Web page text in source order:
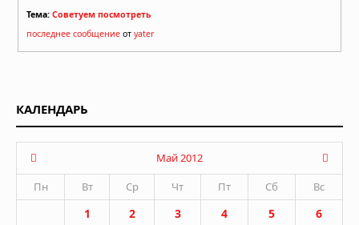
Тема: Советуем посмотреть
последнее сообщение от yater
КАЛЕНДАРЬ
Май 2012
Пн
Вт Ср Чт Пт Сб Вс
1 2 3 4 5
6